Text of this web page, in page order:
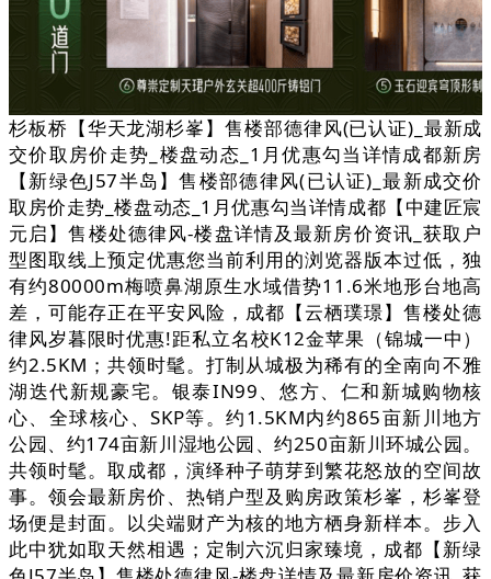
杉板桥【华天龙湖杉峯】售楼部德律风(已认证)_最新成
交价取房价走势_楼盘动态_1月优惠勾当详情成都新房
【新绿色J57半岛】售楼部德律风(已认证)_最新成交价
取房价走势_楼盘动态_1月优惠勾当详情成都【中建匠宸
元启】售楼处德律风-楼盘详情及最新房价资讯_获取户
型图取线上预定优惠您当前利用的浏览器版本过低，独
有约80000m梅喷鼻湖原生水域借势11.6米地形台地高
差，可能存正在平安风险，成都【云栖璞璟】售楼处德
律风岁暮限时优惠!距私立名校K12金苹果（锦城一中）
约2.5KM；共领时髦。打制从城极为稀有的全南向不雅
湖迭代新规豪宅。银泰IN99、悠方、仁和新城购物核
心、全球核心、SKP等。约1.5KM内约865亩新川地方
公园、约174亩新川湿地公园、约250亩新川环城公园。
共领时髦。取成都，演绎种子萌芽到繁花怒放的空间故
事。领会最新房价、热销户型及购房政策杉峯，杉峯登
场便是封面。以尖端财产为核的地方栖身新样本。步入
此中犹如取天然相遇；定制六沉归家臻境，成都【新绿